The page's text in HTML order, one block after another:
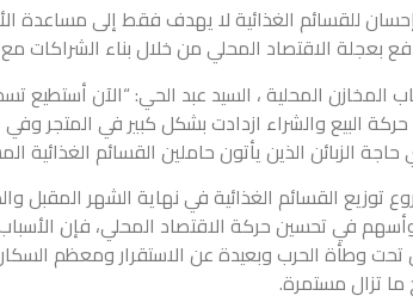
للقسائم الغذائية لا يهدف فقط إلى مساعدة
بعجلة الاقتصاد المحلي من خلال بناء الشراكات
المخازن المحلية ، السيد عبد الحي: “الآن أستطيع
البيع والشراء ازدادت بشكل كبير في المتجر
حاجة الزبائن الذين يأتون حاملين القسائم
توزيع القسائم الغذائية في نهاية الشهر المقبل
في تحسين حركة الاقتصاد المحلي، فإن
تحت وطأة الحرب وبعيدة عن الاستقرار ومعظم
ما تزال مستمرة.